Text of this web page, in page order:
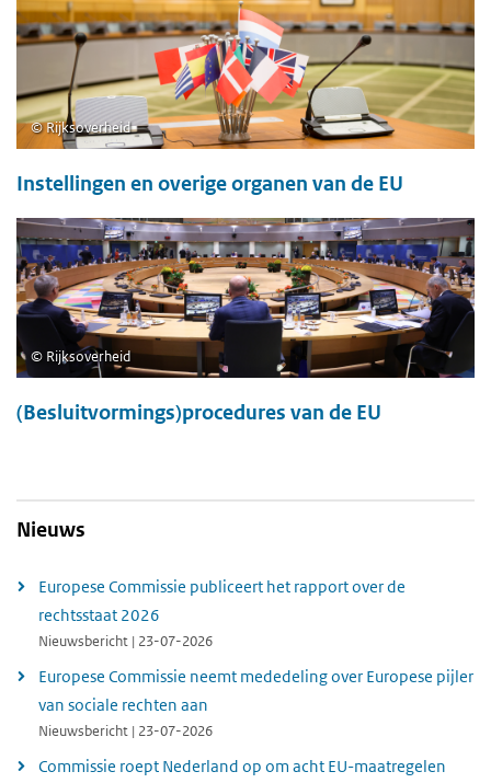
Instellingen en overige organen van de EU
©Rijksoverheid
(Besluitvormings)procedures van de EU
© Rijksoverheid
Nieuws
Europese Commissie publiceert het rapport over de
rechtsstaat 2026
Nieuwsbericht | 23-07-2026
Europese Commissie neemt mededeling over Europese pijler
van sociale rechten aan
Nieuwsbericht | 23-07-2026
Commissie roept Nederland op om acht EU-maatregelen